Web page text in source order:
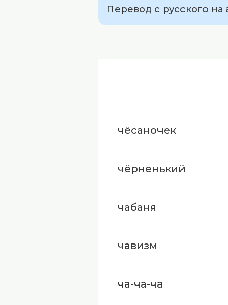
Перевод с русского на
чёсаночек
чёрненький
чабаня
чавизм
ча-ча-ча